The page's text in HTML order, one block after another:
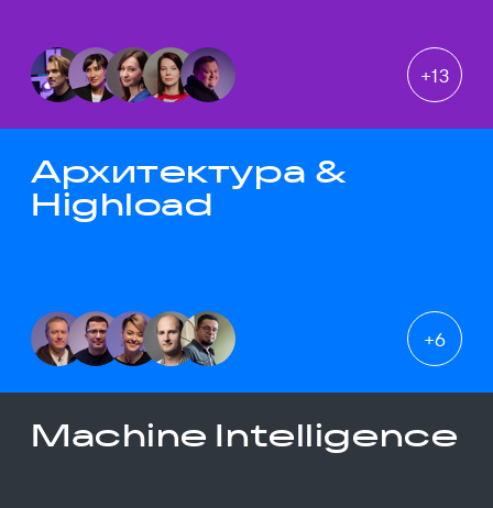
+13
Архитектура &
Highload
+6
Machine Intelligence